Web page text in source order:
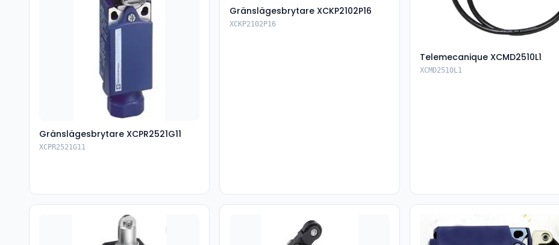
Gränslägesbrytare XCPR2521G11
XCPR2521G11
Gränslägesbrytare XCKP2102P16
XCKP2102P16
Telemecanique XCMD2510L1
XCMD2510L1